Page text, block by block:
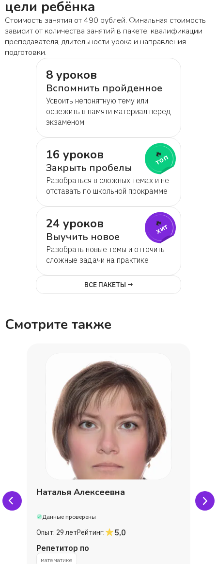
Лучанна
Виктория
Татьяна
Владимир
Аида
Антонина
Магомед
Анастасия
Ирина
Алиса
Вера
Татьяна
Люция
Ролан
Элина
Мария Вход
цели ребёнка
Стоимость занятия от 490 рублей. Финальная стоимость
зависит от количества занятий в пакете, квалификации
преподавателя, длительности урока и направления
подготовки.
8 уроков
Вспомнить пройденное
Усвоить непонятную тему или
освежить в памяти материал перед
экзаменом
16 уроков
Закрыть пробелы
Разобраться в сложных темах и не
отставать по школьной прокрамме
🔥
топ
24 уроков
Выучить новое
Разобрать новые темы и отточить
сложные задачи на практике
🔥
хит
ВСЕ ПАКЕТЫ →
Смотрите также
Наталья Алексеевна
Данные проверены
Опыт: 29 летРейтинг:
5,0
Репетитор по
математике